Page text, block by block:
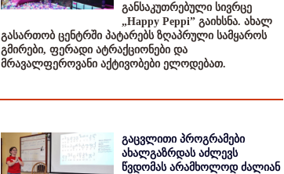
განსაკუთრებული სივრცე
„Happy Peppi” გაიხსნა. ახალ
გასართობ ცენტრში პატარებს ზღაპრული სამყაროს
გმირები, ფერადი ატრაქციონები და
მრავალფეროვანი აქტივობები ელოდებათ.
გაცვლითი პროგრამები
ახალგაზრდას აძლევს
წვდომას არამხოლოდ ძალიან